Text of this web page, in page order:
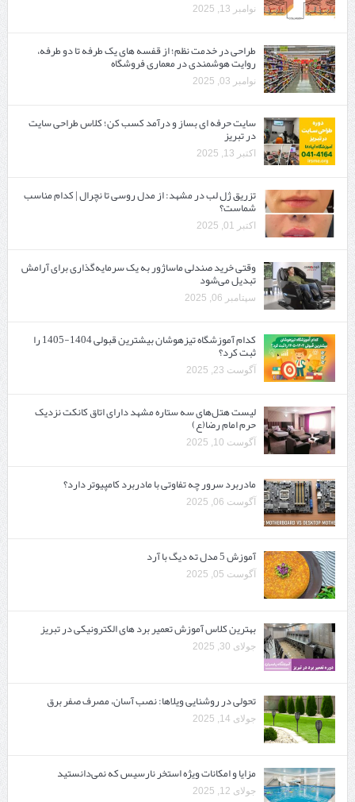
نوامبر 13, 2025
طراحی در خدمت نظم؛ از قفسه ‌های یک‌ طرفه تا دو طرفه،
روایت هوشمندی در معماری فروشگاه
نوامبر 03, 2025
سایت حرفه ‌ای بساز و درآمد کسب کن؛ کلاس طراحی سایت
در تبریز
اکتبر 13, 2025
تزریق ژل لب در مشهد: از مدل روسی تا نچرال | کدام مناسب
شماست؟
اکتبر 01, 2025
وقتی خرید صندلی ماساژور به یک سرمایه‌گذاری برای آرامش
تبدیل می‌شود
سپتامبر 06, 2025
کدام آموزشگاه تیزهوشان بیشترین قبولی 1404-1405 را
ثبت کرد؟
آگوست 23, 2025
لیست هتل‌های سه ستاره مشهد دارای اتاق کانکت نزدیک
حرم امام رضا(ع)
آگوست 10, 2025
مادربرد سرور چه تفاوتی با مادربرد کامپیوتر دارد؟
آگوست 06, 2025
آموزش 5 مدل ته دیگ با آرد
آگوست 05, 2025
بهترین کلاس آموزش تعمیر برد های الکترونیکی در تبریز
جولای 30, 2025
تحولی در روشنایی ویلاها: نصب آسان، مصرف صفر برق
جولای 14, 2025
مزایا و امکانات ویژه استخر نارسیس که نمی‌دانستید
جولای 12, 2025